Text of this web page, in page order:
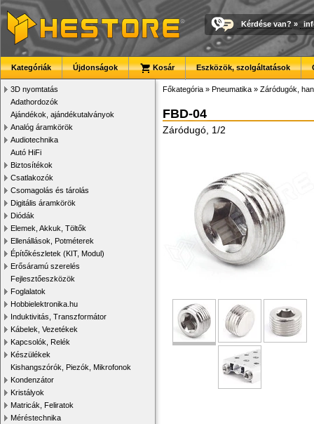
Kérdése van? »
Kategóriák Újdonságok Kosár Eszközök, szolgáltatások
3D nyomtatás
Adathordozók
Ajándékok, ajándékutalványok
Analóg áramkörök
Audiotechnika
Autó HiFi
Biztosítékok
Csatlakozók
Csomagolás és tárolás
Digitális áramkörök
Diódák
Elemek, Akkuk, Töltők
Ellenállások, Potméterek
Építőkészletek (KIT, Modul)
Erősáramú szerelés
Fejlesztőeszközök
Foglalatok
Hobbielektronika.hu
Induktivitás, Transzformátor
Kábelek, Vezetékek
Kapcsolók, Relék
Készülékek
Kishangszórók, Piezók, Mikrofonok
Kondenzátor
Kristályok
Matricák, Feliratok
Méréstechnika
Főkategória » Pneumatika » Záródugók,
FBD-04
Záródugó, 1/2